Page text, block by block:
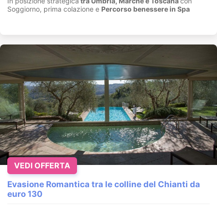
Soggiorno, prima colazione e Percorso benessere in Spa
Evasione Romantica tra le colline del Chianti da
euro 130
VEDI OFFERTA